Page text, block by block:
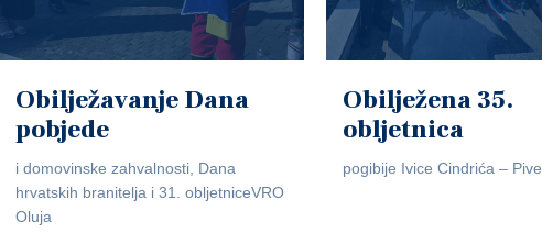
Obilježavanje Dana
pobjede
i domovinske zahvalnosti, Dana
hrvatskih branitelja i 31. obljetniceVRO
Oluja
Obilježena 35.
obljetnica
pogibije Ivice Cindrića – Pive